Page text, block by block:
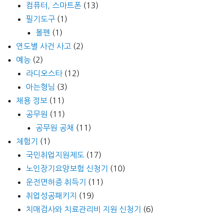
컴퓨터, 스마트폰 (13)
필기도구 (1)
볼펜 (1)
연도별 사건 사고 (2)
예능 (2)
라디오스타(12)
아는형님 (3)
채용 정보 (11)
공무원 (11)
공무원 공채 (11)
체험기
(1)
국민취업지원제도 (17)
노인장기요양보험 신청기
(10)
운전면허증 취득기
(11)
취업성공패키지
(19)
치매검사와 치료관리비 지원 신청기
(6)